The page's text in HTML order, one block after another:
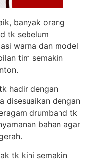
banyak orang
tk sebelum
warna dan model
tim semakin
hadir dengan
disesuaikan dengan
drumband tk
bahan agar
tk kini semakin